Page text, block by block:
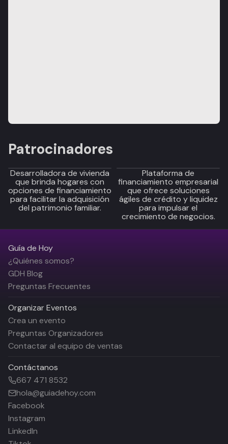
Patrocinadores
Desarrolladora de vivienda
que brinda hogares con
opciones de financiamiento
para facilitar la adquisición
del patrimonio familiar.
Plataforma de
financiamiento empresarial
que ofrece soluciones
ágiles de crédito y liquidez
para impulsar el
crecimiento de negocios.
Guía de Hoy
¿Quiénes somos?
GDH Blog
Preguntas Frecuentes
Organizar Eventos
Crea un evento
Preguntas Organizadores
Contactar al equipo de ventas
Contáctanos
667 471 8532
hola@guiadehoy.com
Facebook
Instagram
LinkedIn